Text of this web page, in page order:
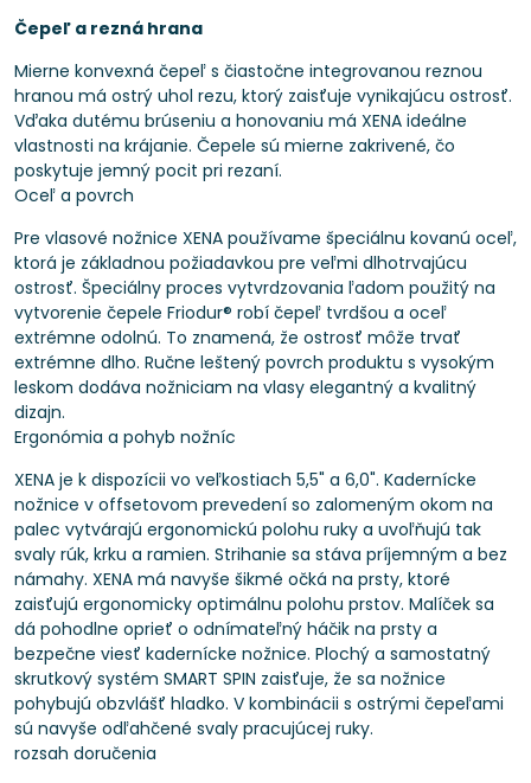
Čepeľ a rezná hrana
Mierne konvexná čepeľ s čiastočne integrovanou reznou
hranou má ostrý uhol rezu, ktorý zaisťuje vynikajúcu ostrosť.
Vďaka dutému brúseniu a honovaniu má XENA ideálne
vlastnosti na krájanie. Čepele sú mierne zakrivené, čo
poskytuje jemný pocit pri rezaní.
Oceľ a povrch
Pre vlasové nožnice XENA používame špeciálnu kovanú oceľ,
ktorá je základnou požiadavkou pre veľmi dlhotrvajúcu
ostrosť. Špeciálny proces vytvrdzovania ľadom použitý na
vytvorenie čepele Friodur® robí čepeľ tvrdšou a oceľ
extrémne odolnú. To znamená, že ostrosť môže trvať
extrémne dlho. Ručne leštený povrch produktu s vysokým
leskom dodáva nožniciam na vlasy elegantný a kvalitný
dizajn.
Ergonómia a pohyb nožníc
XENA je k dispozícii vo veľkostiach 5,5" a 6,0". Kadernícke
nožnice v offsetovom prevedení so zalomeným okom na
palec vytvárajú ergonomickú polohu ruky a uvoľňujú tak
svaly rúk, krku a ramien. Strihanie sa stáva príjemným a bez
námahy. XENA má navyše šikmé očká na prsty, ktoré
zaisťujú ergonomicky optimálnu polohu prstov. Malíček sa
dá pohodlne oprieť o odnímateľný háčik na prsty a
bezpečne viesť kadernícke nožnice. Plochý a samostatný
skrutkový systém SMART SPIN zaisťuje, že sa nožnice
pohybujú obzvlášť hladko. V kombinácii s ostrými čepeľami
sú navyše odľahčené svaly pracujúcej ruky.
rozsah doručenia